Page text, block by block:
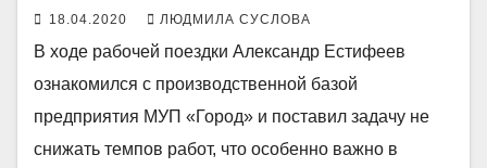
18.04.2020 ЛЮДМИЛА СУСЛОВА
В ходе рабочей поездки Александр Естифеев
ознакомился с производственной базой
предприятия МУП «Город» и поставил задачу не
снижать темпов работ, что особенно важно в